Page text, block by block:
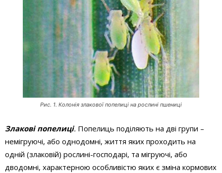
Рис. 1. Колонiя злакової попелицi на рослинi пшеницi
Злакові попелиці. Попелиць поділяють на дві групи –
немігруючі, або однодомні, життя яких проходить на
одній (злаковій) рослині-господарі, та мігруючі, або
дводомні, характерною особливістю яких є зміна кормових